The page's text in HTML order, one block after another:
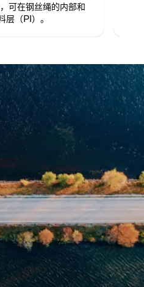
可在钢丝绳的内部和
层（PI）。